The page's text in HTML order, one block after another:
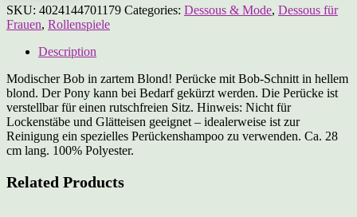
SKU: 4024144701179 Categories: Dessous & Mode, Dessous für
Frauen, Rollenspiele
Description
Modischer Bob in zartem Blond! Perücke mit Bob-Schnitt in hellem
blond. Der Pony kann bei Bedarf gekürzt werden. Die Perücke ist
verstellbar für einen rutschfreien Sitz. Hinweis: Nicht für
Lockenstäbe und Glätteisen geeignet – idealerweise ist zur
Reinigung ein spezielles Perückenshampoo zu verwenden. Ca. 28
cm lang. 100% Polyester.
Related Products